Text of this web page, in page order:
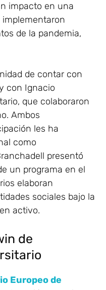
impacto en una
de la pandemia,
de contar con
con Ignacio
que colaboraron
Ambos
les ha
como
presentó
un programa en el
elaboran
sociales bajo la
activo.
de
Europeo de